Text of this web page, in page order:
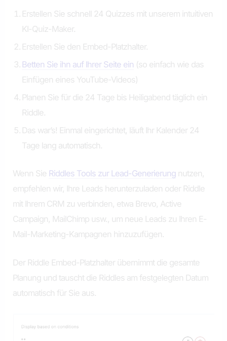
Erstellen Sie schnell 24 Quizzes mit unserem intuitiven
KI-Quiz-Maker.
Erstellen Sie den Embed-Platzhalter.
Betten Sie ihn auf Ihrer Seite ein (so einfach wie das
Einfügen eines YouTube-Videos)
Planen Sie für die 24 Tage bis Heiligabend täglich ein
Riddle.
Das war’s! Einmal eingerichtet, läuft Ihr Kalender 24
Tage lang automatisch.
Wenn Sie Riddles Tools zur Lead-Generierung nutzen,
empfehlen wir, Ihre Leads herunterzuladen oder Riddle
mit Ihrem CRM zu verbinden, etwa Brevo, Active
Campaign, MailChimp usw., um neue Leads zu Ihren E-
Mail-Marketing-Kampagnen hinzuzufügen.
Der Riddle Embed-Platzhalter übernimmt die gesamte
Planung und tauscht die Riddles am festgelegten Datum
automatisch für Sie aus.